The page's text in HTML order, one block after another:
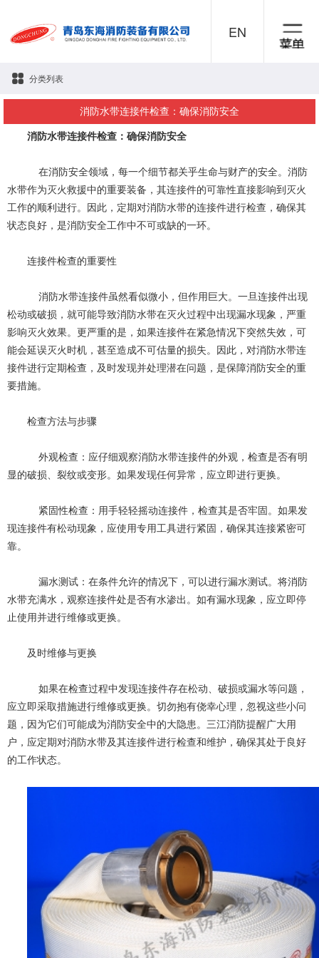
EN
分类列表
消防水带连接件检查：确保消防安全
消防水带连接件检查：确保消防安全
在消防安全领域，每一个细节都关乎生命与财产的安全。消防
水带作为灭火救援中的重要装备，其连接件的可靠性直接影响到灭火
工作的顺利进行。因此，定期对消防水带的连接件进行检查，确保其
状态良好，是消防安全工作中不可或缺的一环。
连接件检查的重要性
消防水带连接件虽然看似微小，但作用巨大。一旦连接件出现
松动或破损，就可能导致消防水带在灭火过程中出现漏水现象，严重
影响灭火效果。更严重的是，如果连接件在紧急情况下突然失效，可
能会延误灭火时机，甚至造成不可估量的损失。因此，对消防水带连
接件进行定期检查，及时发现并处理潜在问题，是保障消防安全的重
要措施。
检查方法与步骤
外观检查：应仔细观察消防水带连接件的外观，检查是否有明
显的破损、裂纹或变形。如果发现任何异常，应立即进行更换。
紧固性检查：用手轻轻摇动连接件，检查其是否牢固。如果发
现连接件有松动现象，应使用专用工具进行紧固，确保其连接紧密可
靠。
漏水测试：在条件允许的情况下，可以进行漏水测试。将消防
水带充满水，观察连接件处是否有水渗出。如有漏水现象，应立即停
止使用并进行维修或更换。
及时维修与更换
如果在检查过程中发现连接件存在松动、破损或漏水等问题，
应立即采取措施进行维修或更换。切勿抱有侥幸心理，忽视这些小问
题，因为它们可能成为消防安全中的大隐患。三江消防提醒广大用
户，应定期对消防水带及其连接件进行检查和维护，确保其处于良好
的工作状态。